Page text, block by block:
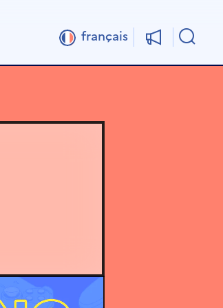
français Sök